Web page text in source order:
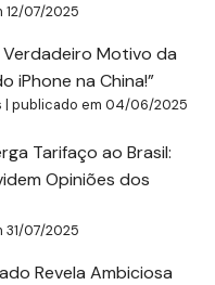
12/07/2025
Verdadeiro Motivo da
iPhone na China!”
|publicado em 04/06/2025
Tarifaço ao Brasil:
Opiniões dos
31/07/2025
Revela Ambiciosa